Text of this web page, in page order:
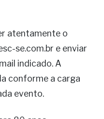
atentamente o
se.com.br e enviar
indicado. A
conforme a carga
evento.